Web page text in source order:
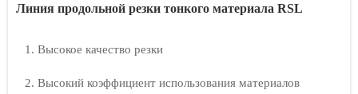
Линия продольной резки тонкого материала RSL
1. Высокое качество резки
2. Высокий коэффициент использования материалов